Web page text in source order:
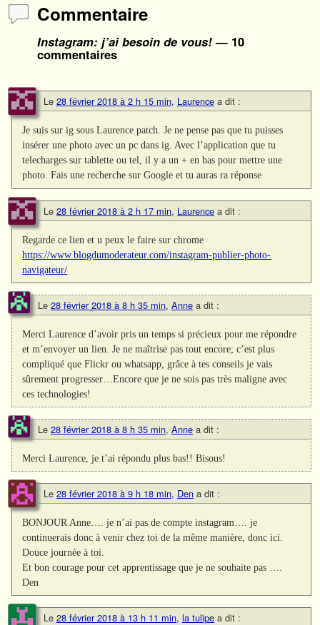
Commentaire
Instagram: j’ai besoin de vous!— 10
commentaires
Le 28 février 2018 à 2 h 15 min, Laurence a dit :
Je suis sur ig sous Laurence patch. Je ne pense pas que tu puisses
insérer une photo avec un pc dans ig. Avec l’application que tu
telecharges sur tablette ou tel, il y a un + en bas pour mettre une
photo. Fais une recherche sur Google et tu auras ra réponse
Le 28 février 2018 à 2 h 17 min, Laurence a dit :
Regarde ce lien et u peux le faire sur chrome
https://www.blogdumoderateur.com/instagram-publier-photo-
navigateur/
Le 28 février 2018 à 8 h 35 min, Anne a dit :
Merci Laurence d’avoir pris un temps si précieux pour me répondre
et m’envoyer un lien. Je ne maîtrise pas tout encore; c’est plus
compliqué que Flickr ou whatsapp, grâce à tes conseils je vais
sûrement progresser…Encore que je ne sois pas très maligne avec
ces technologies!
Le 28 février 2018 à 8 h 35 min, Anne a dit :
Merci Laurence, je t’ai répondu plus bas!! Bisous!
Le 28 février 2018 à 9 h 18 min, Den a dit :
BONJOUR Anne…. je n’ai pas de compte instagram…. je
continuerais donc à venir chez toi de la même manière, donc ici.
Douce journée à toi.
Et bon courage pour cet apprentissage que je ne souhaite pas ….
Den
Le 28 février 2018 à 13 h 11 min, la tulipe a dit :